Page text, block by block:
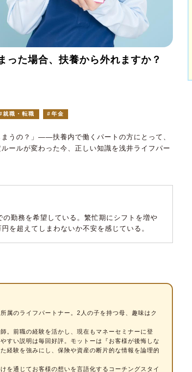
った場合、扶養から外れますか？
就職・転職 年金
うの？」——扶養内で働くパートの方にとって、
ールが変わった今、正しい知識を浅井ライフパー
勤務を希望している。繁忙期にシフトを増や
を超えてしまわないか不安を感じている。
属のライフパートナー。2人の子を持つ母、趣味はク
。前職の経験を活かし、現在もマネーセミナーに登
すい説明は毎回好評。モットーは『お客様が後悔しな
経験を強みにし、保険や資産の断片的な情報を論理的
を通じてお客様の想いを言語化するコーチングスタイ